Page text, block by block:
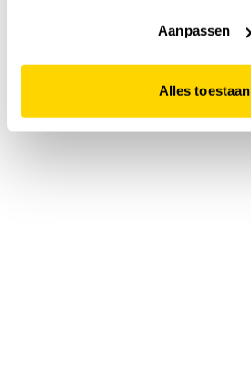
website niet optimaal functioneert.
Aanpassen
Alles toestaan